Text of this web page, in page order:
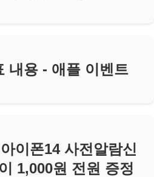
내용 - 애플 이벤트
이폰14 사전알람신
1,000원 전원 증정